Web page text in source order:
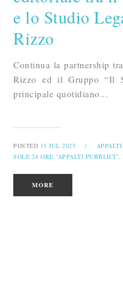
e lo Studio
Rizzo
Continua la partnership
Rizzo ed il Gruppo “Il
principale quotidiano...
POSTED 15 JUL 2025 /
SOLE 24 ORE “APPALTI PUBBLICI”,
MORE